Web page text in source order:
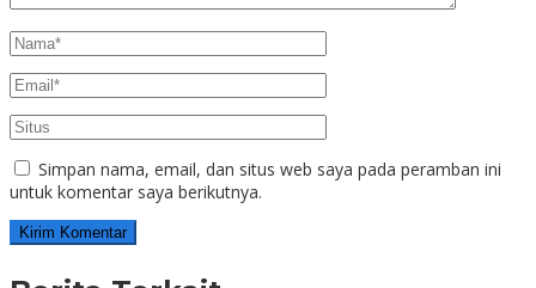
Simpan nama, email, dan situs web saya pada peramban ini
untuk komentar saya berikutnya.